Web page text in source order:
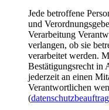
Jede betroffene
und
Verarbeitung
verlangen, ob sie
verarbeitet werden.
Bestätigungsrecht in
jederzeit an einen
Verantwortlichen
(